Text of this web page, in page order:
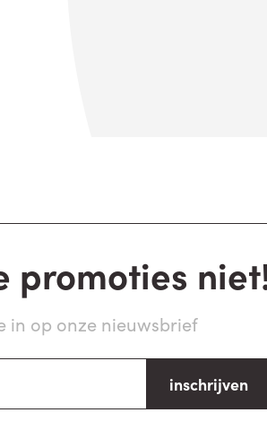
promoties
in op onze nieuwsbrief
inschrijven